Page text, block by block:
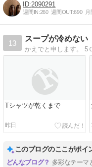
2090291
週間IN:260 週間OUT:690 月
13
スープが冷めない
Tシャツが乾くまで
昨日
このブログのここがポイ
多彩なテーマ